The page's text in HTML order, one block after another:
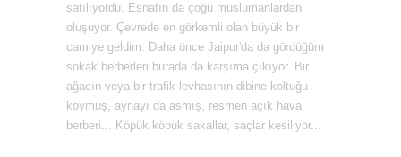
satılıyordu. Esnafın da çoğu müslümanlardan
oluşuyor. Çevrede en görkemli olan büyük bir
camiye geldim. Daha önce Jaipur'da da gördüğüm
sokak berberleri burada da karşıma çıkıyor. Bir
ağacın veya bir trafik levhasının dibine koltuğu
koymuş, aynayı da asmış, resmen açık hava
berberi... Köpük köpük sakallar, saçlar kesiliyor...